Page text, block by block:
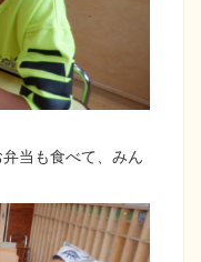
当も食べて、みん